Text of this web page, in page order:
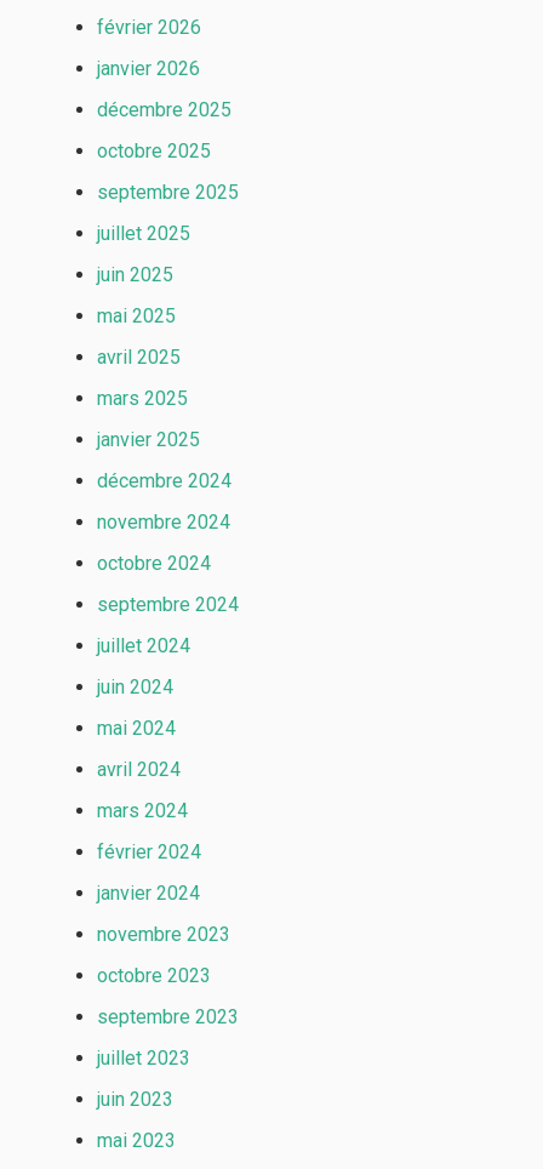
février 2026
janvier 2026
décembre 2025
octobre 2025
septembre 2025
juillet 2025
juin 2025
mai 2025
avril 2025
mars 2025
janvier 2025
décembre 2024
novembre 2024
octobre 2024
septembre 2024
juillet 2024
juin 2024
mai 2024
avril 2024
mars 2024
février 2024
janvier 2024
novembre 2023
octobre 2023
septembre 2023
juillet 2023
juin 2023
mai 2023